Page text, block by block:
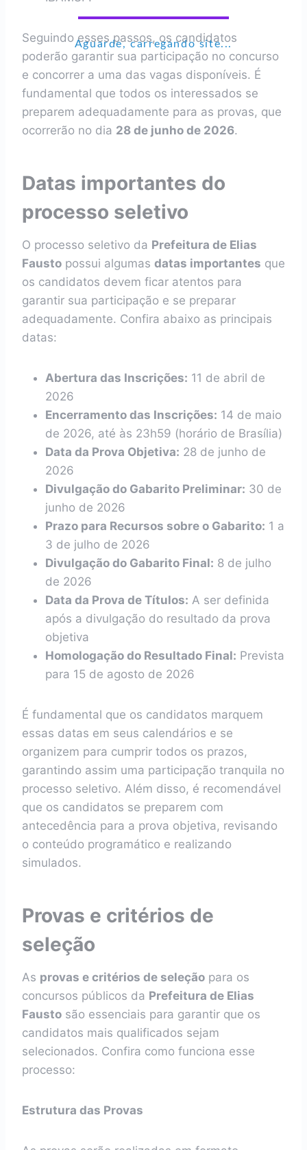
Aguarde, carregando site...
Seguindo esses passos, os candidatos
poderão garantir sua participação no concurso
e concorrer a uma das vagas disponíveis. É
fundamental que todos os interessados se
preparem adequadamente para as provas, que
ocorrerão no dia 28 de junho de 2026.
Datas importantes do
processo seletivo
O processo seletivo da Prefeitura de Elias
Fausto possui algumas datas importantes que
os candidatos devem ficar atentos para
garantir sua participação e se preparar
adequadamente. Confira abaixo as principais
datas:
Abertura das Inscrições: 11 de abril de
2026
Encerramento das Inscrições: 14 de maio
de 2026, até às 23h59 (horário de Brasília)
Data da Prova Objetiva: 28 de junho de
2026
Divulgação do Gabarito Preliminar: 30 de
junho de 2026
Prazo para Recursos sobre o Gabarito: 1 a
3 de julho de 2026
Divulgação do Gabarito Final: 8 de julho
de 2026
Data da Prova de Títulos: A ser definida
após a divulgação do resultado da prova
objetiva
Homologação do Resultado Final: Prevista
para 15 de agosto de 2026
É fundamental que os candidatos marquem
essas datas em seus calendários e se
organizem para cumprir todos os prazos,
garantindo assim uma participação tranquila no
processo seletivo. Além disso, é recomendável
que os candidatos se preparem com
antecedência para a prova objetiva, revisando
o conteúdo programático e realizando
simulados.
Provas e critérios de
seleção
As provas e critérios de seleção para os
concursos públicos da Prefeitura de Elias
Fausto são essenciais para garantir que os
candidatos mais qualificados sejam
selecionados. Confira como funciona esse
processo:
Estrutura das Provas